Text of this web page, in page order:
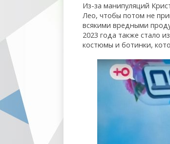
Из-за манипуляций
Лео, чтобы потом не
всякими вредными
2023 года также стало
костюмы и ботинки,